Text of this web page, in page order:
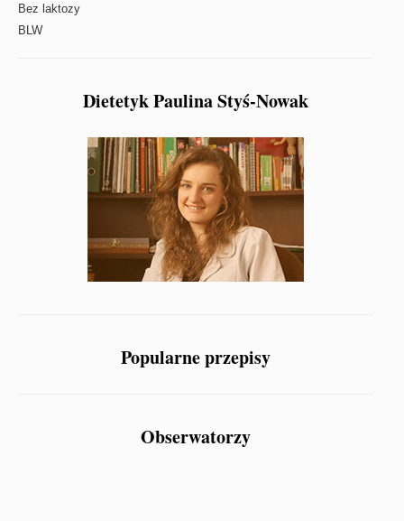
Bez laktozy
BLW
Dietetyk Paulina Styś-Nowak
Popularne przepisy
Obserwatorzy